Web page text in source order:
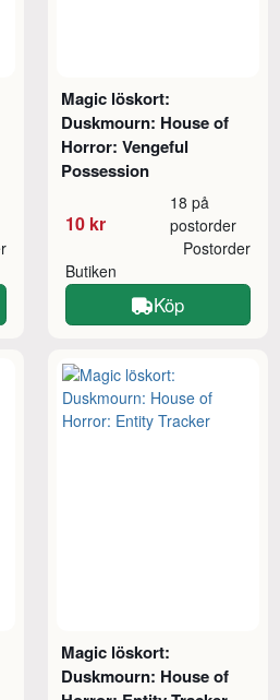
Magic löskort:
Duskmourn: House of
Horror: Vengeful
Possession
10 kr
18 på
postorder
Butiken
Postorder
Köp
Magic löskort:
Duskmourn: House of